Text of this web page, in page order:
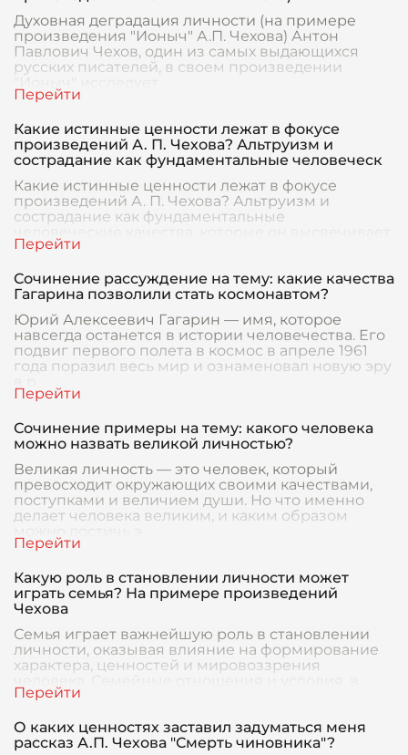
Духовная деградация личности (на примере
произведения "Ионыч" А.П. Чехова) Антон
Павлович Чехов, один из самых выдающихся
русских писателей, в своем произведении
"Ионыч" исследует
Какие истинные ценности лежат в фокусе
произведений А. П. Чехова? Альтруизм и
сострадание как фундаментальные человеческ
Какие истинные ценности лежат в фокусе
произведений А. П. Чехова? Альтруизм и
сострадание как фундаментальные
с поразительной чуткость
Сочинение рассуждение на тему: какие качества
Гагарина позволили стать космонавтом?
Юрий Алексеевич Гагарин — имя, которое
навсегда останется в истории человечества. Его
подвиг первого полета в космос в апреле 1961
года поразил весь мир и ознаменовал новую эру
Сочинение примеры на тему: какого человека
можно назвать великой личностью?
Великая личность — это человек, который
превосходит окружающих своими качествами,
поступками и величием души. Но что именно
делает человека великим, и каким образом
Какую роль в становлении личности может
играть семья? На примере произведений
Чехова
Семья играет важнейшую роль в становлении
личности, оказывая влияние на формирование
характера, ценностей и мировоззрения
человека. Семейные отношения и условия, в
которых растет р
О каких ценностях заставил задуматься меня
рассказ А.П. Чехова "Смерть чиновника"?